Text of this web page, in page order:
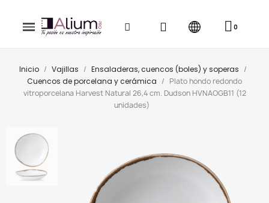
Inicio Vajillas
Ensaladeras, cuencos (boles) y soperas
Cuencos de porcelana y cerámica
Plato hondo redondo
vitroporcelana Harvest Natural 26,4 cm. Dudson HVNAOGB11 (12
unidades)